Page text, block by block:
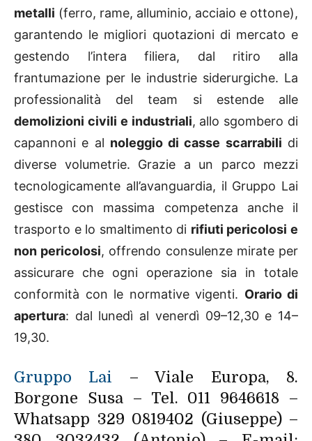
metalli (ferro, rame, alluminio, acciaio e ottone),
garantendo le migliori quotazioni di mercato e
gestendo l’intera filiera, dal ritiro alla
frantumazione per le industrie siderurgiche. La
professionalità del team si estende alle
demolizioni civili e industriali, allo sgombero di
capannoni e al noleggio di casse scarrabili di
diverse volumetrie. Grazie a un parco mezzi
tecnologicamente all’avanguardia, il Gruppo Lai
gestisce con massima competenza anche il
trasporto e lo smaltimento di rifiuti pericolosi e
non pericolosi, offrendo consulenze mirate per
assicurare che ogni operazione sia in totale
conformità con le normative vigenti. Orario di
apertura: dal lunedì al venerdì 09–12,30 e 14–
19,30.
Gruppo Lai – Viale Europa, 8.
Borgone Susa – Tel. 011 9646618 –
Whatsapp 329 0819402 (Giuseppe) –